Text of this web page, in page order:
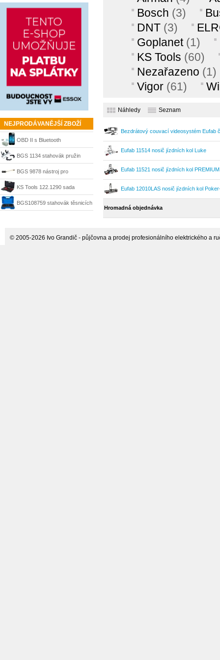
NEJPRODÁVANĚJŠÍ ZBOŽÍ
OBD II s Bluetooth
automobilový diagnostický
skener DNT
BGS 1134 stahovák pružin
1500 kg
BGS 9878 nástroj pro
demontáž vstřikovačů pro
Jaguar, Land-Rover 5.0 L V8
KS Tools 122.1290 sada
pertlovací 13-dílná
BGS108759 stahovák těsnicích
Bosch (3)
DNT (3)
Goplanet (1)
KS Tools (60)
Nezařazeno (1)
Vigor (61)
Náhledy Seznam
Bezdrátový couvací videosystém Eufab
Eufab 11514 nosič jízdních kol Luke
Eufab 11521 nosič jízdních kol
Eufab 12010LAS nosič jízdních kol
Hromadná objednávka
© 2005-2026 Ivo Grandič - půjčovna a prodej profesionálního elektrického a